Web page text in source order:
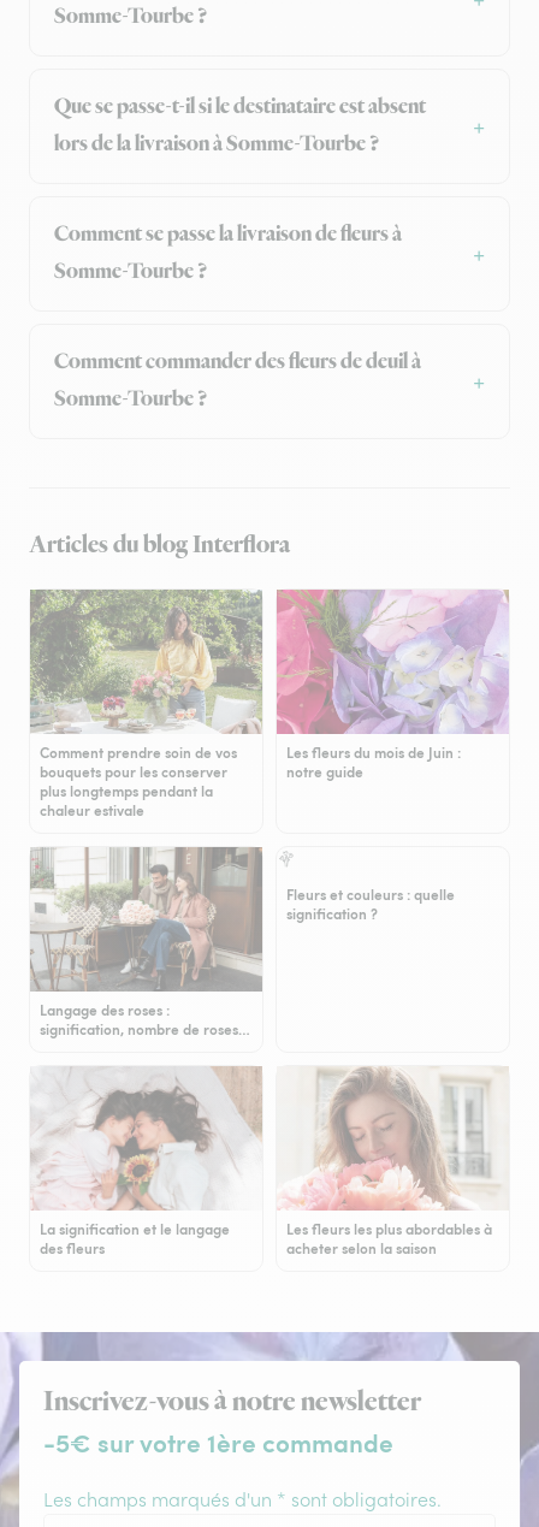
Somme-Tourbe ?
Que se passe-t-il si le destinataire est absent
lors de la livraison à Somme-Tourbe ?
Comment se passe la livraison de fleurs à
Somme-Tourbe ?
Comment commander des fleurs de deuil à
Somme-Tourbe ?
Articles du blog Interflora
Comment prendre soin de vos
bouquets pour les conserver
plus longtemps pendant la
chaleur estivale
Les fleurs du mois de Juin :
notre guide
Langage des roses :
signification, nombre de roses…
Fleurs et couleurs : quelle
signification ?
La signification et le langage
des fleurs
Les fleurs les plus abordables à
acheter selon la saison
Inscrivez-vous à notre newsletter
-5€ sur votre 1ère commande
Les champs marqués d'un * sont obligatoires.